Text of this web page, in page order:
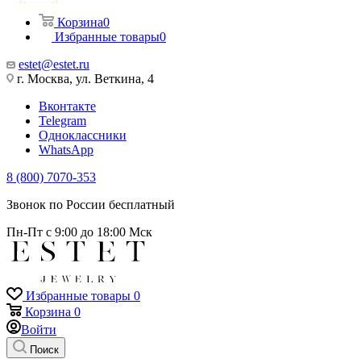
Корзина0
Избранные товары0
estet@estet.ru
г. Москва, ул. Веткина, 4
Вконтакте
Telegram
Одноклассники
WhatsApp
8 (800) 7070-353
Звонок по России бесплатный
Пн-Пт с 9:00 до 18:00 Мск
Избранные товары 0
Корзина 0
Войти
Поиск